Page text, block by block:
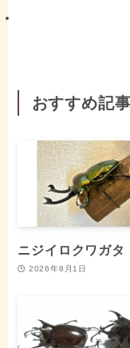
おすすめ記事
ニジイロクワガタ
2026年8月1日